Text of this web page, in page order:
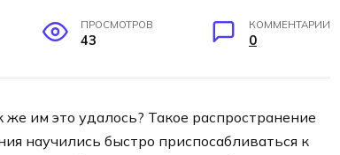
ПРОСМОТРОВ
43
КОММЕНТАРИИ
0
им это удалось? Такое распространение
научились быстро приспосабливаться к